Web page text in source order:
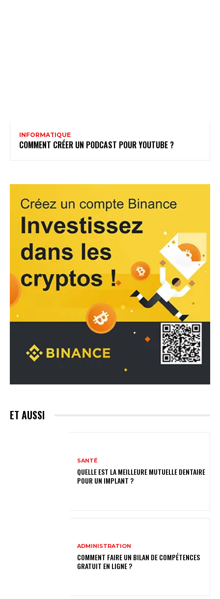
INFORMATIQUE
COMMENT CRÉER UN PODCAST POUR YOUTUBE ?
ET AUSSI
SANTÉ
QUELLE EST LA MEILLEURE MUTUELLE DENTAIRE
POUR UN IMPLANT ?
ADMINISTRATION
COMMENT FAIRE UN BILAN DE COMPÉTENCES
GRATUIT EN LIGNE ?